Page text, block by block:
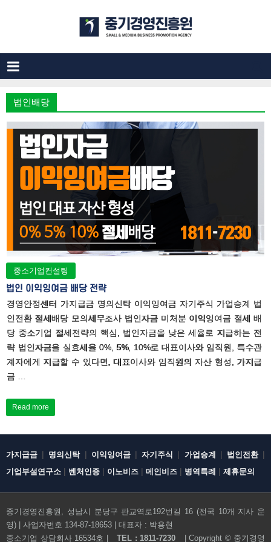
전화문의하기
법인배당
중소기업컨설팅
법인 이익잉여금 배당 전략
경영안정센터 가지급금 명의신탁 이익잉여금 자기주식 가업승계 법
인전환 절세배당 모의세무조사 법인자금 미처분 이익잉여금 절세 배
당 중소기업 절세전략의 핵심, 법인자금을 낮은 세율로 지급하는 전
략 법인자금을 실효세율 0%, 5%, 10%로 대표이사와 임직원, 특수관
계자에게 지급할 수 있다면, 대표이사와 임직원의 자산 형성, 가지급
금 …
Read more
가지급금 | 명의신탁| 이익잉여금|자기주식 | 가업승계 | 법인전환|
기업부설연구소 | 벤처인증 | 이노비즈 | 메인비즈 | 병역특례 | 제휴문의
중기경영진흥원, 성남시 분당구 판교역로192번길 16 (전국 10개 지사 운
영) | 사업자번호 134-87-18653 | 대표자 : 박용현
중소기업 상담회사 16534호 |
TEL : 1811-7230 | Copyright © 중기경영